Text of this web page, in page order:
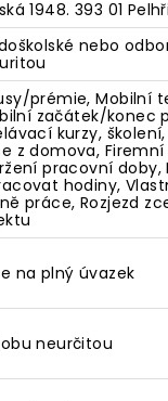
1948. 393 01
nebo
prémie, Mobilní
začátek/konec
kurzy,
z domova,
pracovní doby,
hodiny,
práce, Rozjezd
na plný úvazek
neurčitou